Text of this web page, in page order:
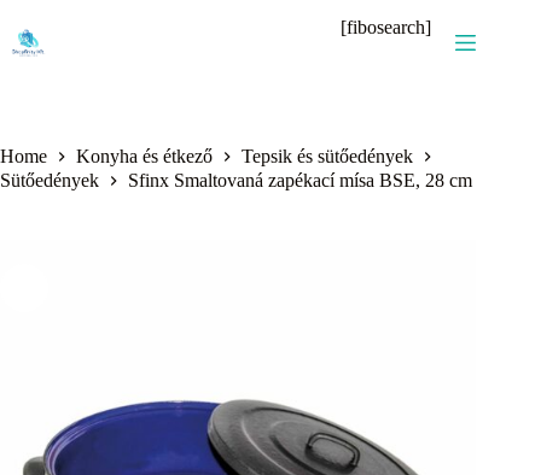
content
[fibosearch]
Home Konyha és étkező
Tepsik és sütőedények
Sütőedények
Sfinx Smaltovaná zapékací mísa BSE, 28 cm